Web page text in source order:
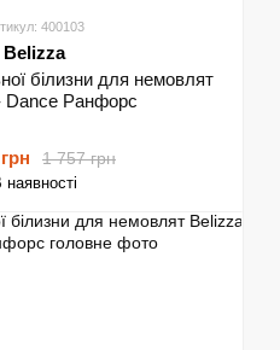
400103
Belizza
білизни для немовлят
Dance Ранфорс
1 757 грн
наявності